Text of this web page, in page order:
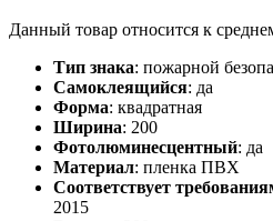
Данный товар относится к
Тип знака: пожарной
Самоклеящийся: да
Форма: квадратная
Ширина: 200
Фотолюминесцентный: да
Материал: пленка ПВХ
Соответствует
2015